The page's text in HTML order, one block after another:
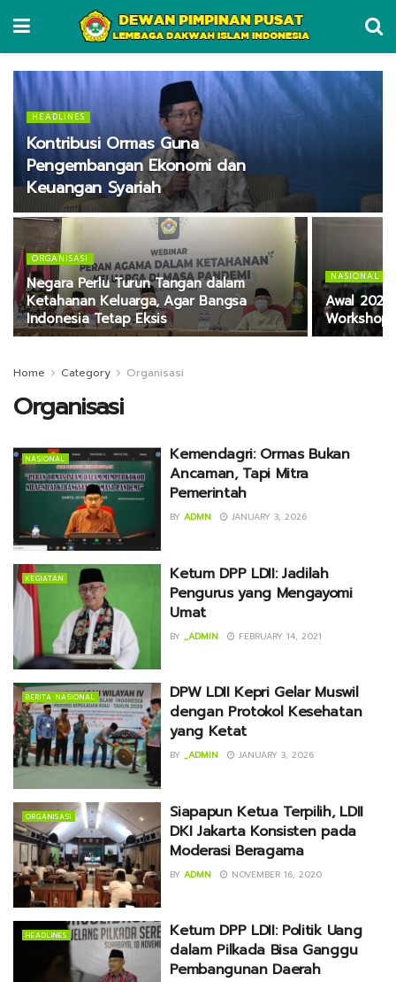
HEADLINES
Kontribusi Ormas Guna
Pengembangan Ekonomi dan
Keuangan Syariah
ORGANISASI
Negara Perlu Turun Tangan dalam
Ketahanan Keluarga, Agar Bangsa
Indonesia Tetap Eksis
NASIONAL
Awal
Workshop
Home Category Organisasi
Organisasi
NASIONAL
Kemendagri: Ormas Bukan
Ancaman, Tapi Mitra
Pemerintah
BY ADMN JANUARY 3, 2026
KEGIATAN
Ketum DPP LDII: Jadilah
Pengurus yang Mengayomi
Umat
BY _ADMIN FEBRUARY 14, 2021
BERITA NASIONAL
DPW LDII Kepri Gelar Muswil
dengan Protokol Kesehatan
yang Ketat
BY _ADMIN JANUARY 3, 2026
ORGANISASI
Siapapun Ketua Terpilih, LDII
DKI Jakarta Konsisten pada
Moderasi Beragama
BY ADMN NOVEMBER 16, 2020
HEADLINES
Ketum DPP LDII: Politik Uang
dalam Pilkada Bisa Ganggu
Pembangunan Daerah